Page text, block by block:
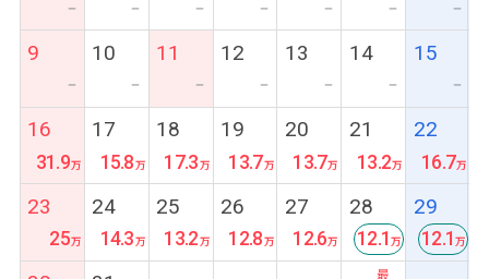
ー ー ー ー ー ー ー
9
ー
10
ー
11
ー
12
ー
13
ー
14
ー
15
ー
16
31.9
17
15.8
18
17.3
19
13.7
20
13.7
21
13.2
22
16.7
23
25
24
14.3
25
13.2
26
12.8
27
12.6
28
最
12.1
29
12.1